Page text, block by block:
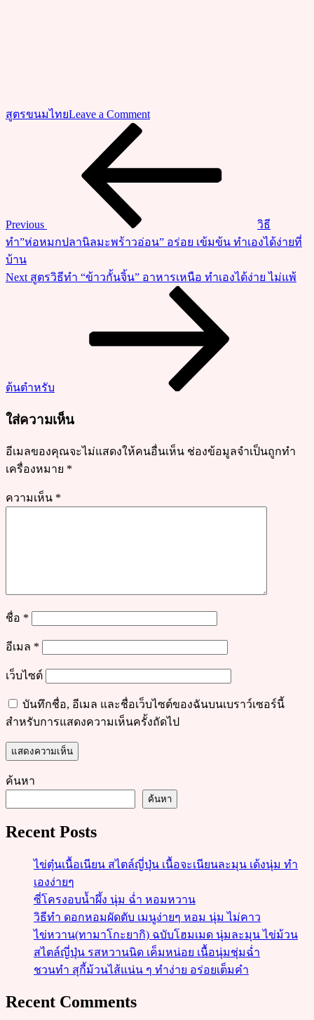
สูตรขนมไทยLeave a Commenton
มัน
ญี่ปุ่น
หวาน
Previous
วิธี
ทำ”ห่อหมกปลานิลมะพร้าวอ่อน” อร่อย เข้มข้น ทำเองได้ง่ายที่
บ้าน
Next
Post
Next สูตรวิธีทำ “ข้าวกั้นจิ้น” อาหารเหนือ ทำเองได้ง่าย ไม่แพ้
ต้นตำหรับ
ใส่ความเห็น
อีเมลของคุณจะไม่แสดงให้คนอื่นเห็น ช่องข้อมูลจำเป็นถูกทำ
เครื่องหมาย *
ความเห็น *
ชื่อ *
อีเมล *
เว็บไซต์
บันทึกชื่อ, อีเมล และชื่อเว็บไซต์ของฉันบนเบราว์เซอร์นี้
สำหรับการแสดงความเห็นครั้งถัดไป
ค้นหา
ค้นหา
Recent Posts
ไข่ตุ๋นเนื้อเนียน สไตล์ญี่ปุ่น เนื้อจะเนียนละมุน เด้งนุ่ม ทำ
เองง่ายๆ
ซี่โครงอบน้ำผึ้ง นุ่ม ฉ่ำ หอมหวาน
วิธีทำ ดอกหอมผัดตับ เมนูง่ายๆ หอม นุ่ม ไม่คาว
ไข่หวาน(ทามาโกะยากิ) ฉบับโฮมเมด นุ่มละมุน ไข่ม้วน
สไตล์ญี่ปุ่น รสหวานนิด เค็มหน่อย เนื้อนุ่มชุ่มฉ่ำ
ชวนทำ สุกี้ม้วนไส้แน่น ๆ ทำง่าย อร่อยเต็มคำ
Recent Comments